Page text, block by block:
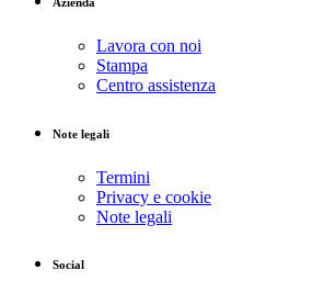
Lavora con noi
Stampa
Centro assistenza
Note legali
Termini
Privacy e cookie
Note legali
Social